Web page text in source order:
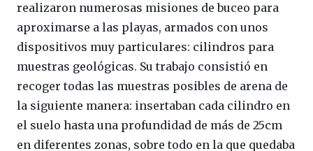
realizaron numerosas misiones de buceo para
aproximarse a las playas, armados con unos
dispositivos muy particulares: cilindros para
muestras geológicas. Su trabajo consistió en
recoger todas las muestras posibles de arena de
la siguiente manera: insertaban cada cilindro en
el suelo hasta una profundidad de más de 25cm
en diferentes zonas, sobre todo en la que quedaba